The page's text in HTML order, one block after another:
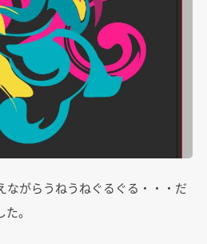
ながらうねうねぐるぐる・・・だ
。